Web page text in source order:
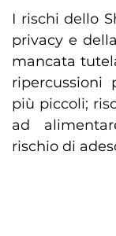
I rischi dello
privacy e
mancata
ripercussioni
più piccoli;
ad
rischio di